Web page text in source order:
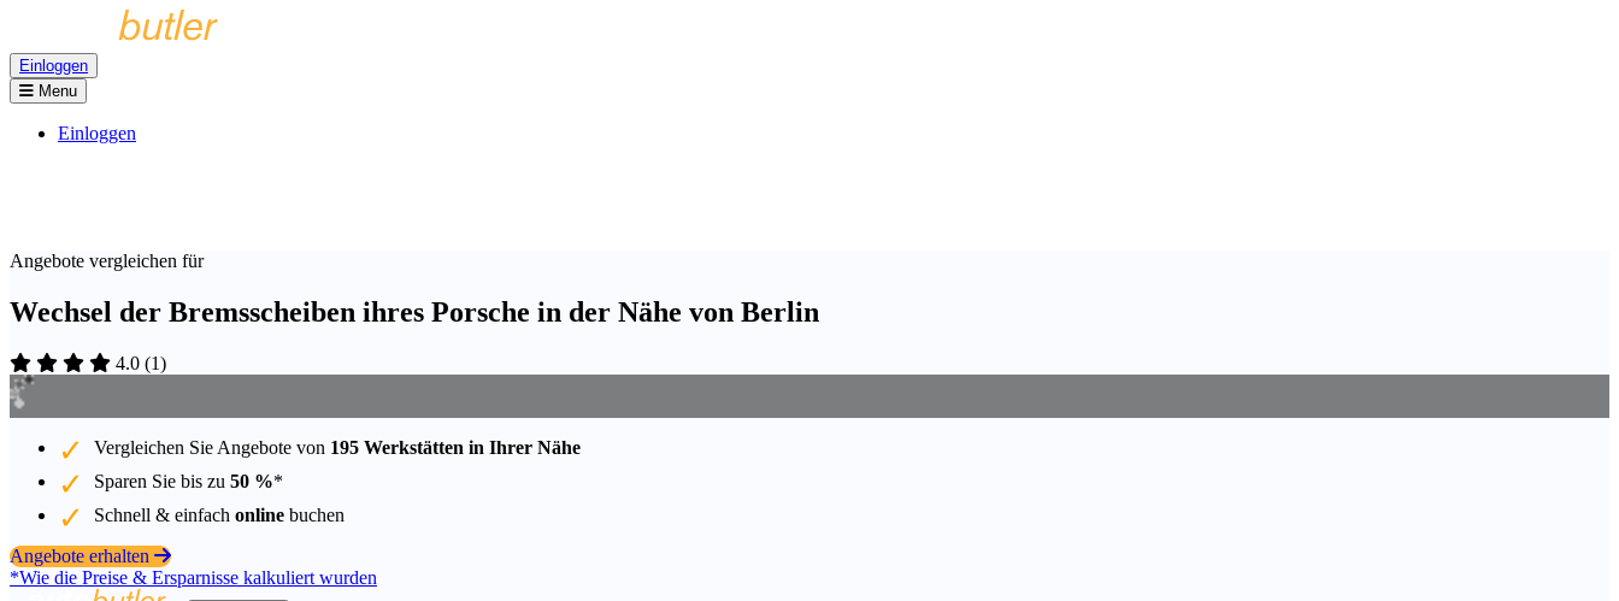
Einloggen
Menu
Einloggen
Angebote vergleichen für
Wechsel der Bremsscheiben ihres Porsche in der Nähe von Berlin
4.0 (1)
Vergleichen Sie Angebote von 195 Werkstätten in Ihrer Nähe
Sparen Sie bis zu 50 %*
Schnell & einfach online buchen
Angebote erhalten
*Wie die Preise & Ersparnisse kalkuliert wurden